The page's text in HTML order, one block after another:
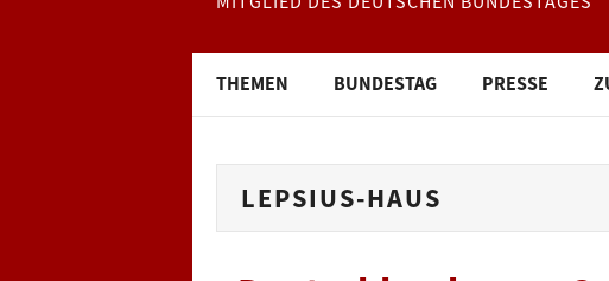
THEMEN BUNDESTAG PRESSE
LEPSIUS-HAUS